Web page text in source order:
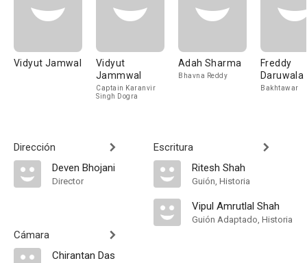
Vidyut Jamwal
Vidyut
Jammwal
Captain Karanvir
Singh Dogra
Adah Sharma
Bhavna Reddy
Freddy
Daruwala
Bakhtawar
Dirección
Deven Bhojani
Director
Cámara
Chirantan Das
Escritura
Ritesh Shah
Guión, Historia
Vipul Amrutlal Shah
Guión Adaptado, Historia